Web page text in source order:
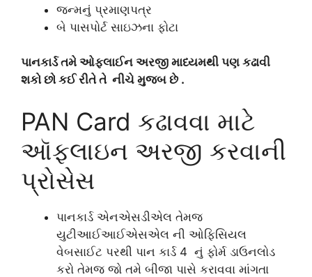
જન્મનું પ્રમાણપત્ર
બે પાસપોર્ટ સાઇઝના ફોટા
પાનકાર્ડ તમે ઓફલાઈન અરજી માધ્યમથી પણ કઢાવી
શકો છો કઈ રીતે તે નીચે મુજબ છે .
PAN Card કઢાવવા માટે
ઑફલાઇન અરજી કરવાની
પ્રોસેસ
પાનકાર્ડ એનએસડીએલ તેમજ
યુટીઆઈઆઈએસએલ ની ઓફિસિયલ
વેબસાઈટ પરથી પાન કાર્ડ 4 નું ફોર્મ ડાઉનલોડ
કરો તેમજ જો તમે બીજા પાસે કરાવવા માંગતા